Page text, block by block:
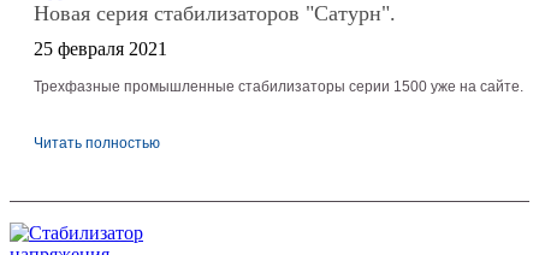
Новая серия стабилизаторов "Сатурн".
25 февраля 2021
Трехфазные промышленные стабилизаторы серии 1500 уже на сайте.
Читать полностью